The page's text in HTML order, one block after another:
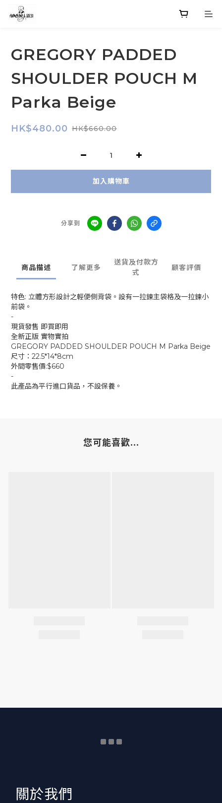
GREGORY PADDED
SHOULDER POUCH M
Parka Beige
HK$480.00 HK$660.00
加入購物車
分享到
商品描述 了解更多
送貨及付款方
式
顧客評價
特色: 立體方形設計之輕便側背袋。設有一拉鍊主袋格及一拉鍊小
前袋。
-
現貨發售 即買即用
全新正版 實物實拍
GREGORY PADDED SHOULDER POUCH M Parka Beige
尺寸：22.5*14*8cm
外間零售價:$660
-
此產品為平行進口貨品，不設保養。
您可能喜歡...
​關於我們